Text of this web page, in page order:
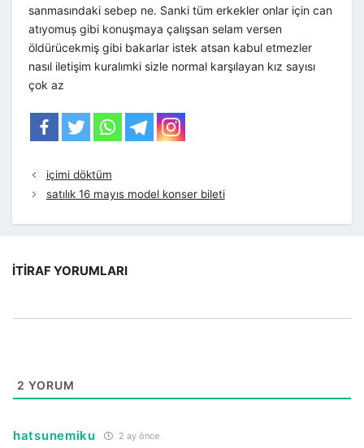
sanmasındaki sebep ne. Sanki tüm erkekler onlar için can
atıyomuș gibi konuşmaya çalışsan selam versen
öldürücekmiş gibi bakarlar istek atsan kabul etmezler
nasıl iletişim kuralımki sizle normal karşılayan kız sayısı
çok az
içimi döktüm
satılık 16 mayıs model konser bileti
İTIRAF YORUMLARI
2 YORUM
hatsunemiku 2 ay önce